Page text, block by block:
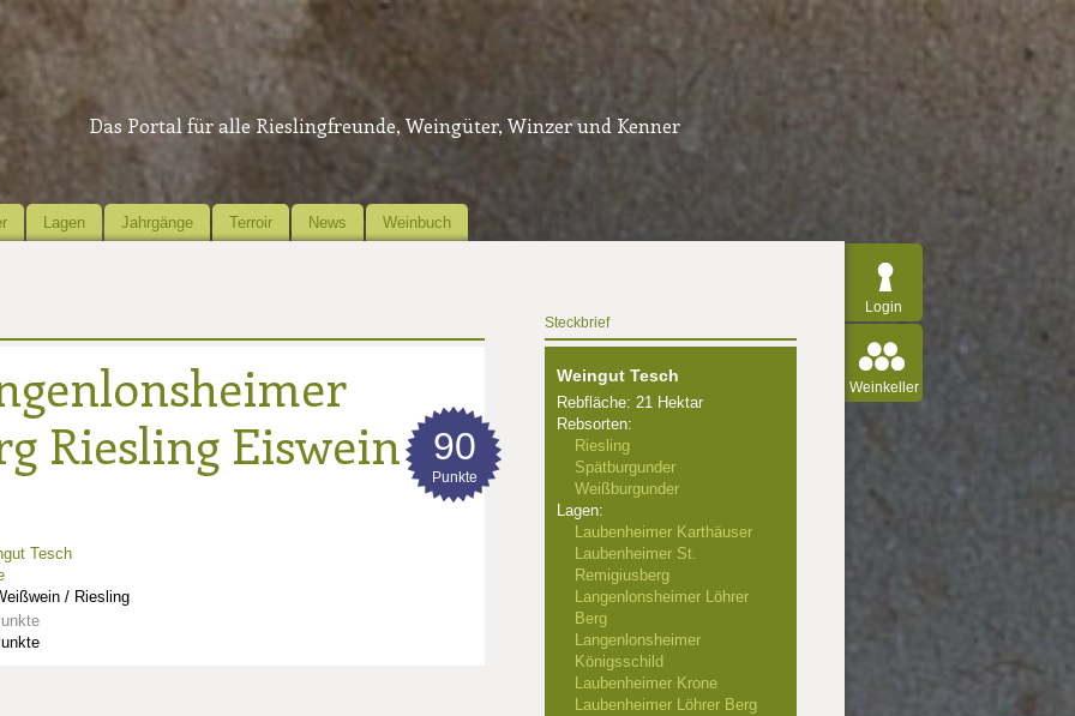
Das Portal für alle Rieslingfreunde, Weingüter, Winzer und Kenner
Lagen Jahrgänge Terroir News Weinbuch
Login
Weinkeller
Riesling Eiswein
Tesch
/ Riesling
90
Punkte
Steckbrief
Weingut Tesch
Rebfläche: 21 Hektar
Rebsorten:
Riesling
Spätburgunder
Weißburgunder
Lagen:
Laubenheimer Karthäuser
Laubenheimer St.
Remigiusberg
Langenlonsheimer Löhrer
Berg
Langenlonsheimer
Königsschild
Laubenheimer Krone
Laubenheimer Löhrer Berg